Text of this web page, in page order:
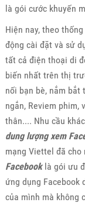
là gói cước khuyến
Hiện nay, theo
động cài đặt và sử
tất cả điện thoại di
biến nhất trên thị
nối bạn bè, nắm bắt
ngắn, Reviem phim,
thân.... Nhu cầu
dung lượng xem
mạng Viettel đã cho
Facebooklà gói ưu
ứng dụng Facebook
của mình mà không